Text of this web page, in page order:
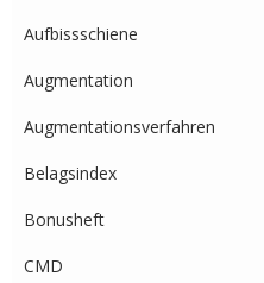
Aufbissschiene
Augmentation
Augmentationsverfahren
Belagsindex
Bonusheft
CMD